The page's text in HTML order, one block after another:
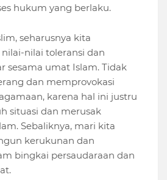
hukum yang berlaku.
seharusnya kita
nilai toleransi dan
sesama umat Islam. Tidak
dan memprovokasi
karena hal ini justru
situasi dan merusak
Sebaliknya, mari kita
kerukunan dan
bingkai persaudaraan dan